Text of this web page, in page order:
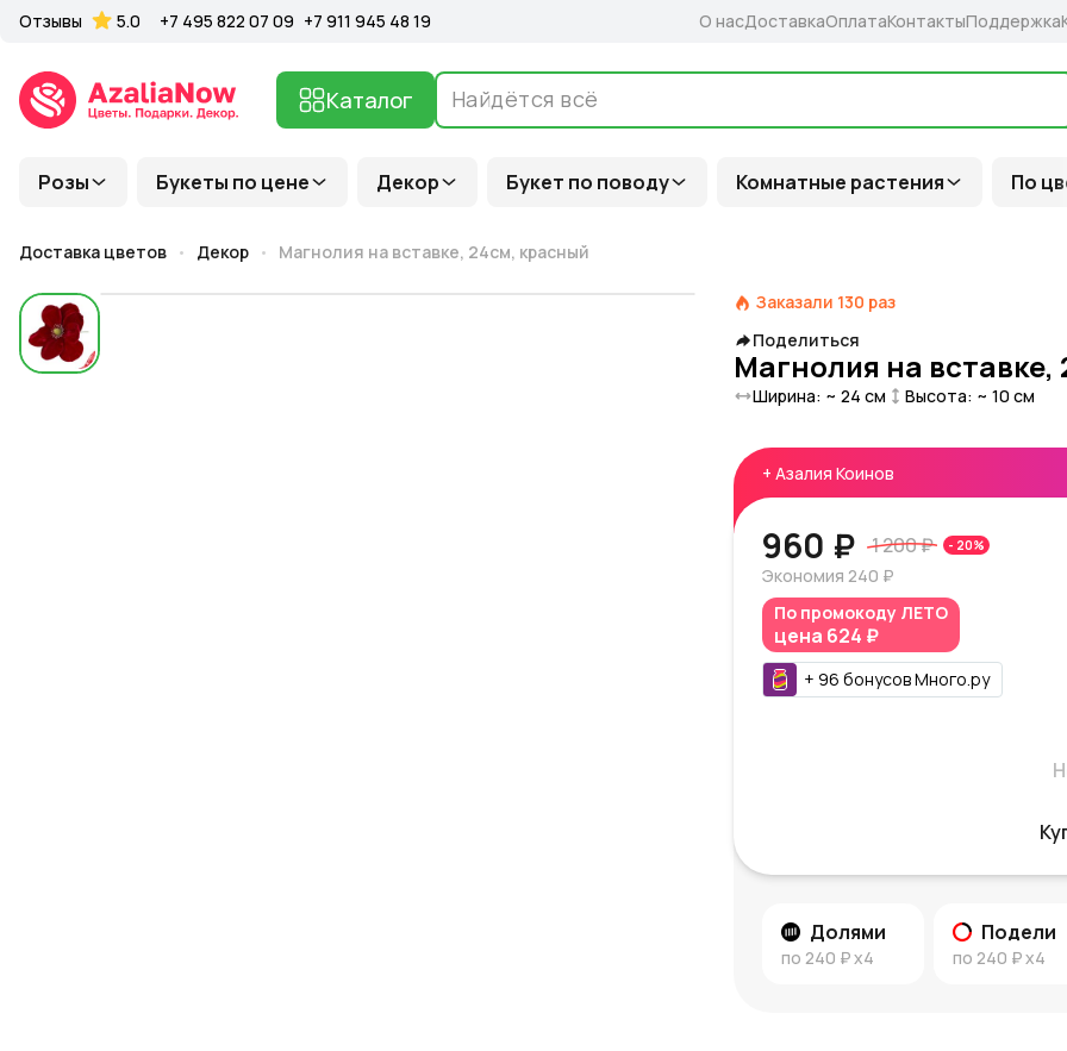
Розы Букеты по цене Декор Букет по поводу Комнатные растения По
Каталог
Отзывы 5.0 +7 495 822 07 09 +7 911 945 48 19 О насДоставкаОплатаКонтактыПоддержка
Доставка цветов Декор Магнолия на вставке, 24см, красный
Заказали 130 раз
Поделиться
Магнолия на вставке,
Ширина: ~ 24 см Высота: ~ 10 см
+ Азалия Коинов
960 ₽ 1 200 ₽ - 20%
Экономия 240 ₽
По промокоду ЛЕТО
цена 624 ₽
+ 96 бонусовМного.ру
Долями
по 240 ₽x4
Подели
по 240 ₽x4